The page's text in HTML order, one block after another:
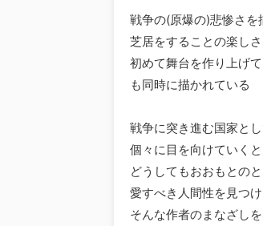
戦争の(原爆の)悲惨さを
芝居をすることの楽しさ
初めて舞台を作り上げ
も同時に描かれている
戦争に突き進む国家と
個々に目を向けていくと
どうしてもおおもとの
愛すべき人間性を見つ
そんな作者のまなざし